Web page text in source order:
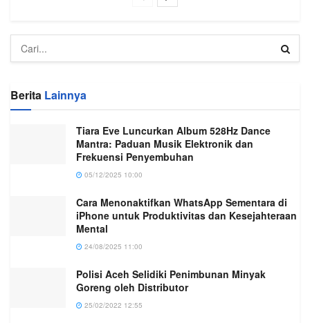
Berita Lainnya
Tiara Eve Luncurkan Album 528Hz Dance
Mantra: Paduan Musik Elektronik dan
Frekuensi Penyembuhan
05/12/2025 10:00
Cara Menonaktifkan WhatsApp Sementara di
iPhone untuk Produktivitas dan Kesejahteraan
Mental
24/08/2025 11:00
Polisi Aceh Selidiki Penimbunan Minyak
Goreng oleh Distributor
25/02/2022 12:55